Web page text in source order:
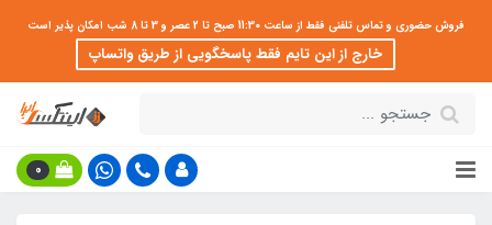
فروش حضوری و تماس تلفنی فقط از ساعت 11:30 صبح تا 2 عصر و 3 تا 8 شب امکان پذیر است
خارج از این تایم فقط پاسخگویی از طریق واتساپ
0